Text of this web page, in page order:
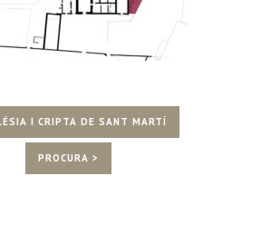
I CRIPTA DE SANT MARTÍ
PROCURA >